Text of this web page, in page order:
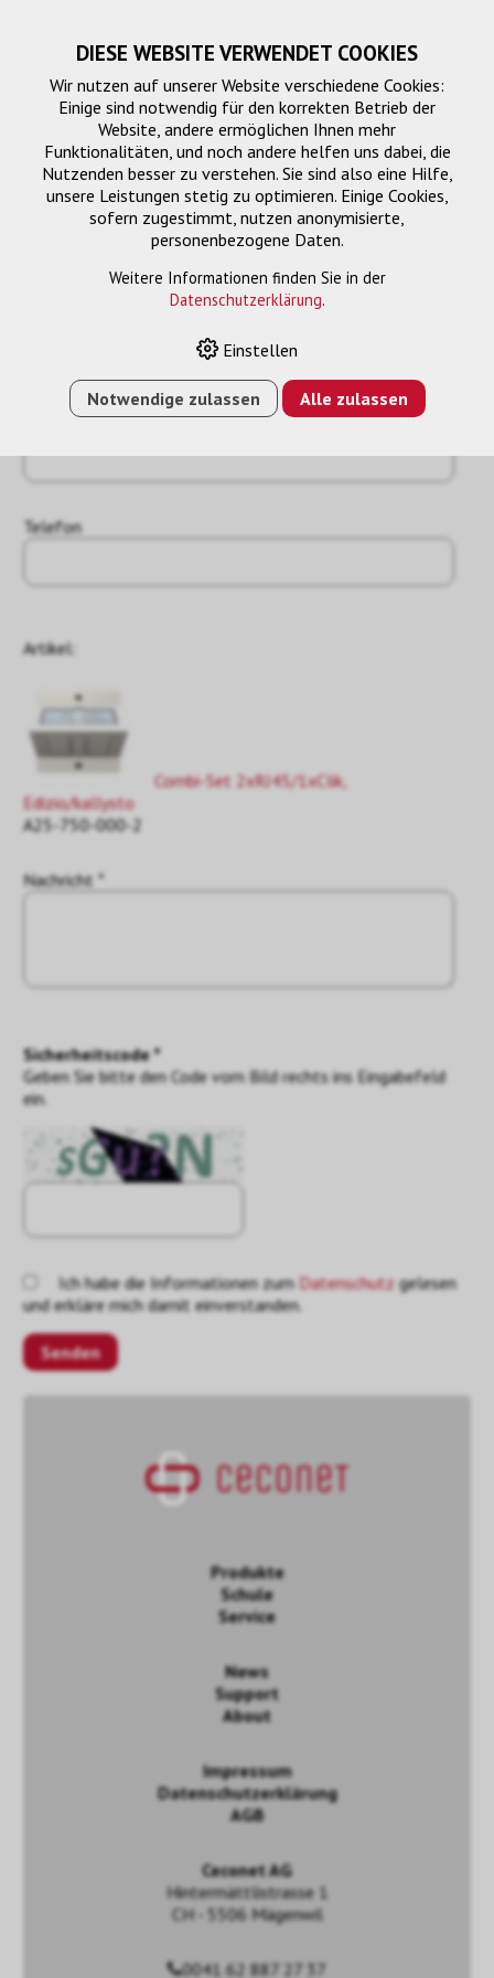
Telefon
Artikel:
Combi-Set 2xRJ45/1xClik,
Edizio/kallysto
A25-750-000-2
Nachricht *
Sicherheitscode *
Geben Sie bitte den Code vom Bild rechts ins Eingabefeld
ein.
Ich habe die Informationen zum Datenschutzgelesen
und erkläre mich damit einverstanden.
Produkte
Schule
Service
News
Support
About
Impressum
Datenschutzerklärung
AGB
Ceconet AG
Hintermättlistrasse 1
CH - 5506 Mägenwil
0041 62 887 27 37
DIESE WEBSITE VERWENDET COOKIES
Wir nutzen auf unserer Website verschiedene Cookies:
Einige sind notwendig für den korrekten Betrieb der
Website, andere ermöglichen Ihnen mehr
Funktionalitäten, und noch andere helfen uns dabei, die
Nutzenden besser zu verstehen. Sie sind also eine Hilfe,
unsere Leistungen stetig zu optimieren. Einige Cookies,
sofern zugestimmt, nutzen anonymisierte,
personenbezogene Daten.
Weitere Informationen finden Sie in der
Datenschutzerklärung.
Einstellen
Notwendige zulassen Alle zulassen